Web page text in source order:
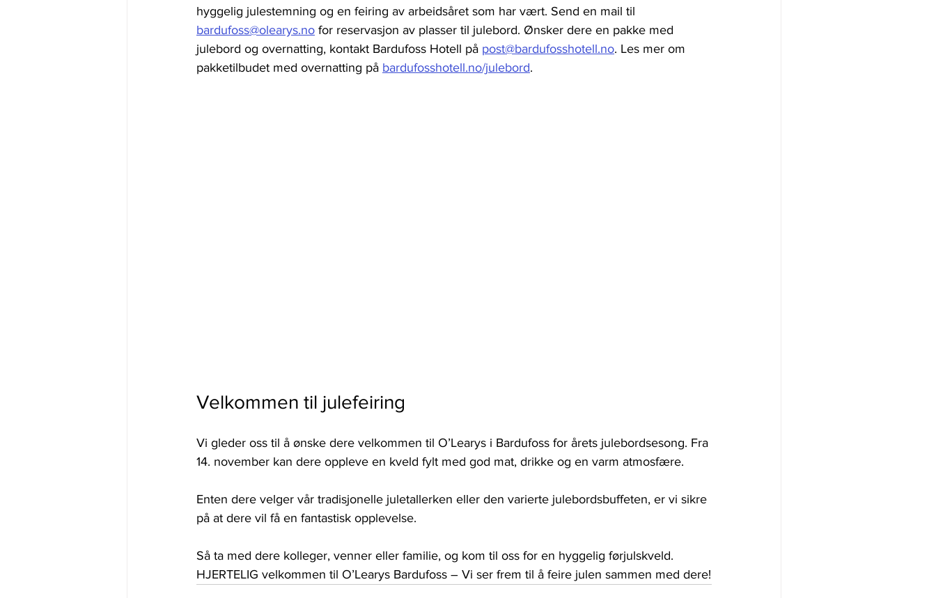
hyggelig julestemning og en feiring av arbeidsåret som har vært. Send en mail til
bardufoss@olearys.no for reservasjon av plasser til julebord. Ønsker dere en pakke med
julebord og overnatting, kontakt Bardufoss Hotell på post@bardufosshotell.no. Les mer om
pakketilbudet med overnatting på bardufosshotell.no/julebord.
Velkommen til julefeiring
Vi gleder oss til å ønske dere velkommen til O’Learys i Bardufoss for årets julebordsesong. Fra
14. november kan dere oppleve en kveld fylt med god mat, drikke og en varm atmosfære.
Enten dere velger vår tradisjonelle juletallerken eller den varierte julebordsbuffeten, er vi sikre
på at dere vil få en fantastisk opplevelse.
Så ta med dere kolleger, venner eller familie, og kom til oss for en hyggelig førjulskveld.
HJERTELIG velkommen til O’Learys Bardufoss – Vi ser frem til å feire julen sammen med dere!